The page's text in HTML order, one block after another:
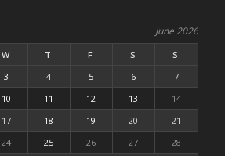
June 2026
W T F S
S
3 4 5 6
7
10 11 12 13
14
17 18 19 20
21
24 25 26 27
28